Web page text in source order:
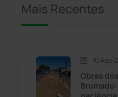
Caetanos
Candiba
Cândido Sales
Mais Recentes
10 Ago
Obras